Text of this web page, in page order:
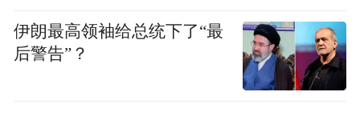
伊朗最高领袖给总统下了“最
后警告”？